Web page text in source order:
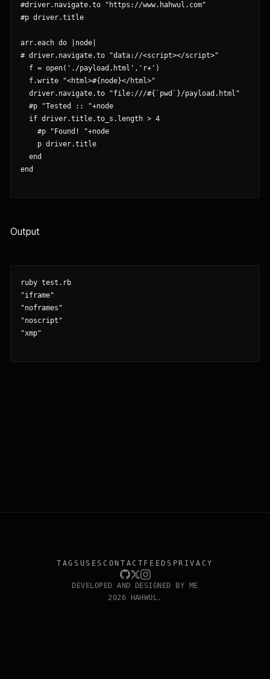
Output
ruby test.rb
"iframe"
"noframes"
"noscript"
"xmp"
TAGS USESCONTACT FEEDS PRIVACY
DEVELOPED AND DESIGNED BY ME
2026 HAHWUL.